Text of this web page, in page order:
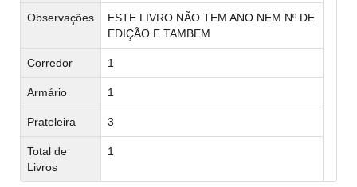
Observações
ESTE LIVRO NÃO TEM ANO NEM Nº DE
EDIÇÃO E TAMBEM
Corredor 1
Armário 1
Prateleira 3
Total de
Livros
1